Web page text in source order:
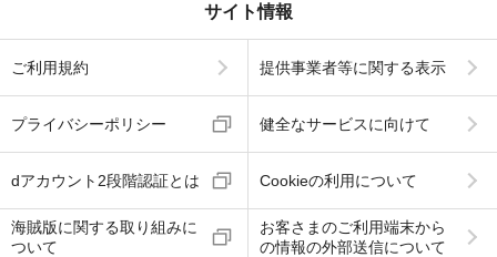
サイト情報
ご利用規約 提供事業者等に関する表示
プライバシーポリシー 健全なサービスに向けて
dアカウント2段階認証とは Cookieの利用について
海賊版に関する取り組みに
ついて
お客さまのご利用端末から
の情報の外部送信について